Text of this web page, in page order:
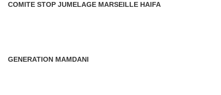
COMITE STOP JUMELAGE MARSEILLE HAIFA
GENERATION MAMDANI